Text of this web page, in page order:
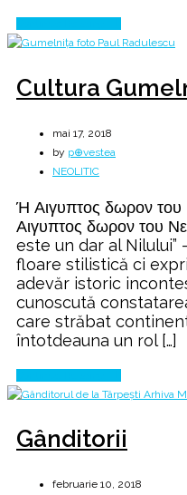
Cultura
mai 17, 2018
by p⊕vestea
NEOLITIC
Ή Αιγυπτος δωρον του
Αιγυπτος δωρον του
este un dar al Nilului”
floare stilistică ci
adevăr istoric
cunoscută
care străbat
întotdeauna un rol […]
Gânditorii
februarie 10, 2018